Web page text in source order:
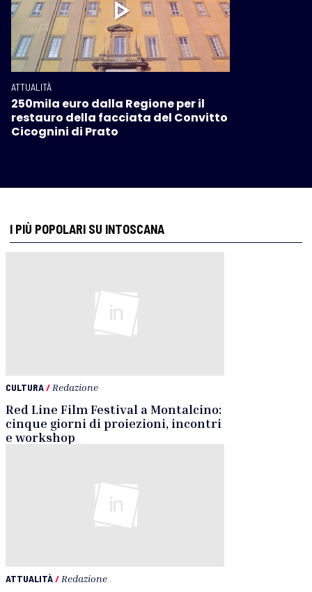
ATTUALITÀ
250mila euro dalla Regione per il
restauro della facciata del Convitto
Cicognini di Prato
I PIÙ POPOLARI SU INTOSCANA
CULTURA/ Redazione
Red Line Film Festival a Montalcino:
cinque giorni di proiezioni, incontri
e workshop
ATTUALITÀ/ Redazione